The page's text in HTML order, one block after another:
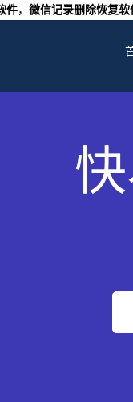
件， 微信记录删除恢复软